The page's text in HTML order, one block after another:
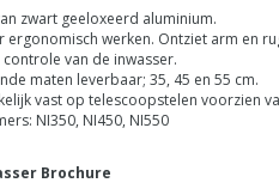
zwart geeloxeerd aluminium.
ergonomisch werken. Ontziet arm en
controle van de inwasser.
maten leverbaar; 35, 45 en 55 cm.
vast op telescoopstelen voorzien
NI350, NI450, NI550
Brochure